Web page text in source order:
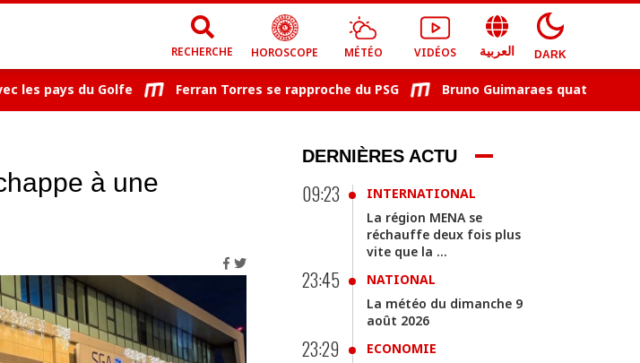
RECHERCHE HOROSCOPE MÉTÉO VIDÉOS العربية DARK
du Golfe Ferran Torres se rapproche du PSG Bruno Guimaraes quatrième recrue
à une
DERNIÈRES ACTU
09:23
INTERNATIONAL
La région MENA se
réchauffe deux fois plus
vite que la ...
23:45
NATIONAL
La météo du dimanche 9
août 2026
23:29
ECONOMIE